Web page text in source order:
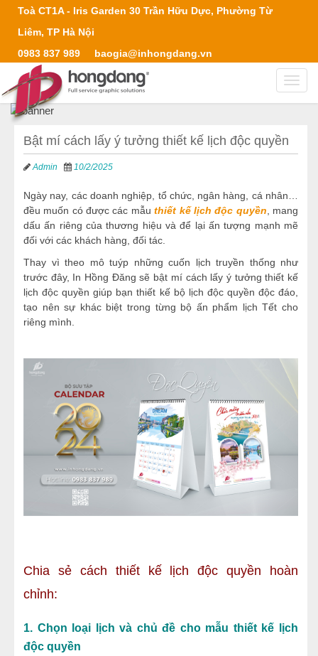
Toà CT1A - Iris Garden 30 Trần Hữu Dực, Phường Từ
Liêm, TP Hà Nội
0983 837 989
baogia@inhongdang.vn
Bật mí cách lấy ý tưởng thiết kế lịch độc quyền
Admin 10/2/2025
Ngày nay, các doanh nghiệp, tổ chức, ngân hàng, cá nhân…
đều muốn có được các mẫuthiết kế lịch độc quyền , mang
dấu ấn riêng của thương hiệu và để lại ấn tượng mạnh mẽ
đối với các khách hàng, đối tác.
Thay vì theo mô tuýp những cuốn lịch truyền thống như
trước đây, In Hồng Đăng sẽ bật mí cách lấy ý tưởng thiết kế
lịch độc quyền giúp bạn thiết kế bộ lịch độc quyền độc đáo,
tạo nên sự khác biệt trong từng bộ ấn phẩm lịch Tết cho
riêng mình.
Chia sẻ cách thiết kế lịch độc quyền hoàn
chỉnh:
1. Chọn loại lịch và chủ đề cho mẫu thiết kế lịch
độc quyền